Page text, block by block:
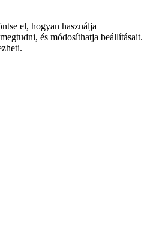
el, hogyan használja
és módosíthatja beállításait.